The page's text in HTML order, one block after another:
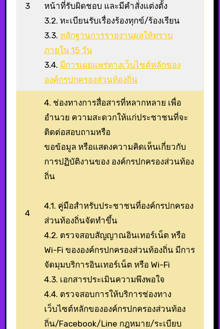
3
หน้าที่รับผิดชอบ และมีคำสั่งแต่งตั้ง
3.2. ทะเบียนรับเรื่องร้องทุกข์/ร้องเรียน
3.3. หลักฐานการรายงานผลให้ทราบ
ภายใน 15 วัน
3.4. มีการเผยแพร่ทางเว็บไซต์หลักของ
องค์กรปกครองส่วนท้องถิ่น
4
4. ช่องทางการสื่อสารที่หลากหลาย เพื่อ
อำนวย ความสะดวกให้แก่ประชาชนที่จะ
ติดต่อสอบถามหรือ
ขอข้อมูล หรือแสดงความคิดเห็นเกี่ยวกับ
การปฏิบัติงานของ องค์กรปกครองส่วนท้อง
ถิ่น
4.1. คู่มือสำหรับประชาชนที่องค์กรปกครอง
ส่วนท้องถิ่นจัดทำขึ้น
4.2. ตรวจสอบสัญญาณอินเทอร์เน็ต หรือ
Wi-Fi ขององค์กรปกครองส่วนท้องถิ่น มีการ
จัดมุมบริการอินเทอร์เน็ต หรือ Wi-Fi
4.3. เอกสารประเมินความพึงพอใจ
4.4. ตรวจสอบการให้บริการช่องทาง
เว็บไซต์หลักขององค์กรปกครองส่วนท้อง
ถิ่น/Facebook/Line กฎหมาย/ระเบียบ